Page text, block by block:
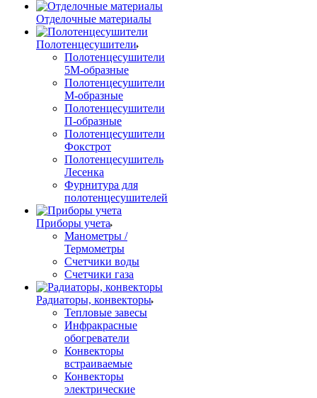
Отделочные материалы
Полотенцесушители
Полотенцесушители
5М-образные
Полотенцесушители
М-образные
Полотенцесушители
П-образные
Полотенцесушители
Фокстрот
Полотенцесушитель
Лесенка
Фурнитура для
полотенцесушителей
Приборы учета
Манометры /
Термометры
Счетчики воды
Счетчики газа
Радиаторы, конвекторы
Тепловые завесы
Инфракрасные
обогреватели
Конвекторы
встраиваемые
Конвекторы
электрические